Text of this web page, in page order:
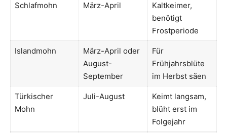
Schlafmohn März-April
Kaltkeimer,
benötigt
Frostperiode
Islandmohn
März-April oder
August-
September
Für
Frühjahrsblüte
im Herbst säen
Türkischer
Mohn
Juli-August
Keimt langsam,
blüht erst im
Folgejahr